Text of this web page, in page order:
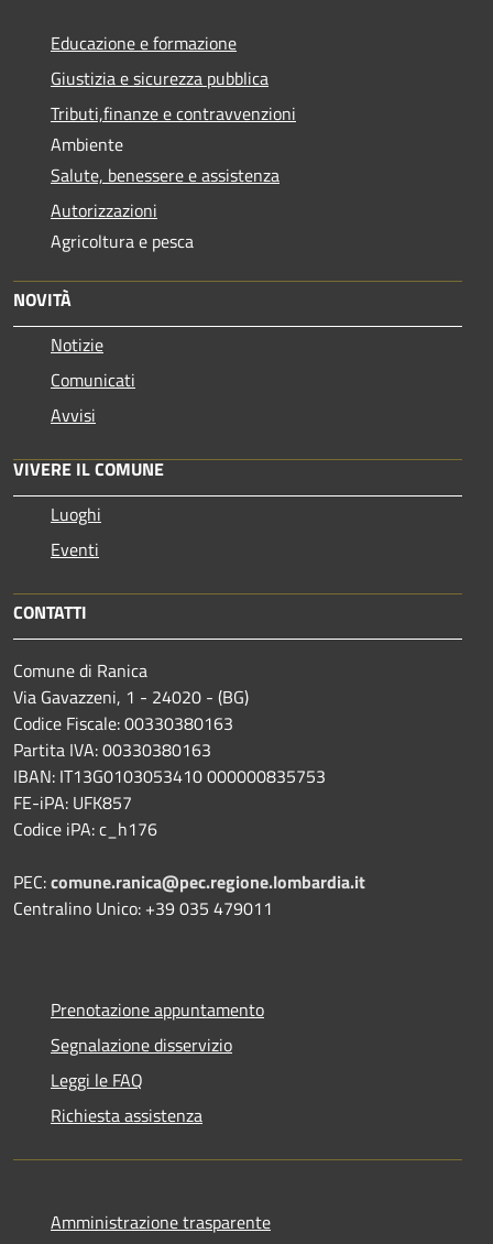
Educazione e formazione
Giustizia e sicurezza pubblica
Tributi,finanze e contravvenzioni
Ambiente
Salute, benessere e assistenza
Autorizzazioni
Agricoltura e pesca
NOVITÀ
Notizie
Comunicati
Avvisi
VIVERE IL COMUNE
Luoghi
Eventi
CONTATTI
Comune di Ranica
Via Gavazzeni, 1 - 24020 - (BG)
Codice Fiscale: 00330380163
Partita IVA: 00330380163
IBAN: IT13G0103053410 000000835753
FE-iPA: UFK857
Codice iPA: c_h176
PEC:comune.ranica@pec.regione.lombardia.it
Centralino Unico: +39 035 479011
Prenotazione appuntamento
Segnalazione disservizio
Leggi le FAQ
Richiesta assistenza
Amministrazione trasparente